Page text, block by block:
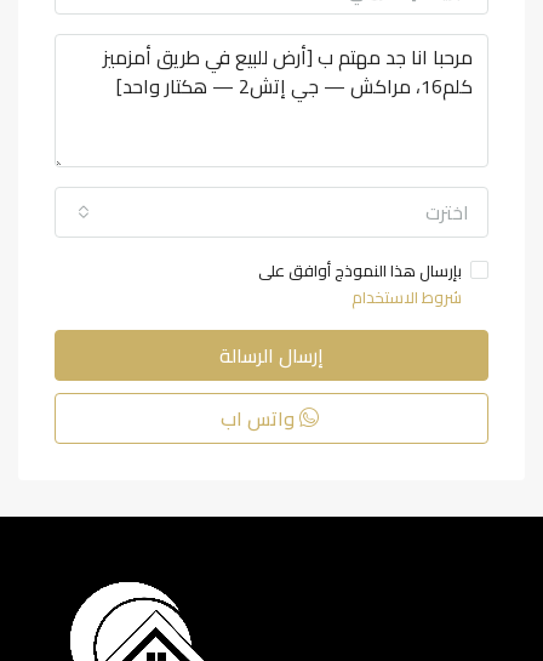
اخترت
بإرسال هذا النموذج أوافق على
شروط الاستخدام
إرسال الرسالة
واتس اب